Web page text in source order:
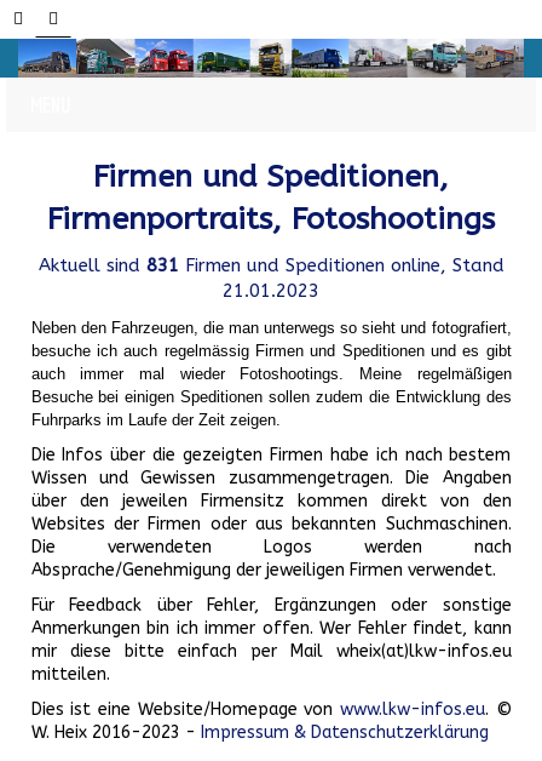
Firmen und Speditionen,
Firmenportraits, Fotoshootings
Aktuell sind 831 Firmen und Speditionen online, Stand
21.01.2023
Neben den Fahrzeugen, die man unterwegs so sieht und fotografiert,
besuche ich auch regelmässig Firmen und Speditionen und es gibt
auch immer mal wieder Fotoshootings.
Meine regelmäßigen
Besuche bei einigen Speditionen sollen zudem die Entwicklung des
Fuhrparks im Laufe der Zeit zeigen.
Die Infos über die gezeigten Firmen habe ich nach bestem
Wissen und Gewissen zusammengetragen. Die Angaben
über den jeweilen Firmensitz kommen direkt von den
Websites der Firmen oder aus bekannten Suchmaschinen.
Die verwendeten Logos werden nach
Absprache/Genehmigung der jeweiligen Firmen verwendet.
Für Feedback über Fehler, Ergänzungen oder sonstige
Anmerkungen bin ich immer offen. Wer Fehler findet, kann
mir diese bitte einfach per Mail wheix(at)lkw-infos.eu
mitteilen.
Dies ist eine Website/Homepage von www.lkw-infos.eu. ©
W. Heix 2016-2023 - Impressum & Datenschutzerklärung